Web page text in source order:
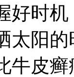
好时
太阳
牛皮